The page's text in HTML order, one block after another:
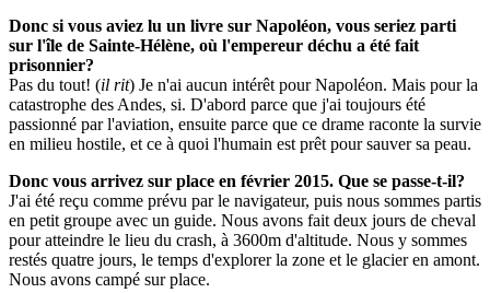
Donc si vous aviez lu un livre sur Napoléon, vous seriez parti
sur l'île de Sainte-Hélène, où l'empereur déchu a été fait
prisonnier?
Pas du tout! (il rit) Je n'ai aucun intérêt pour Napoléon. Mais pour la
catastrophe des Andes, si. D'abord parce que j'ai toujours été
passionné par l'aviation, ensuite parce que ce drame raconte la survie
en milieu hostile, et ce à quoi l'humain est prêt pour sauver sa peau.
Donc vous arrivez sur place en février 2015. Que se passe-t-il?
J'ai été reçu comme prévu par le navigateur, puis nous sommes partis
en petit groupe avec un guide. Nous avons fait deux jours de cheval
pour atteindre le lieu du crash, à 3600m d'altitude. Nous y sommes
restés quatre jours, le temps d'explorer la zone et le glacier en amont.
Nous avons campé sur place.